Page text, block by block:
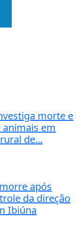
morte e
em
de...
após
da direção
Ibiúna